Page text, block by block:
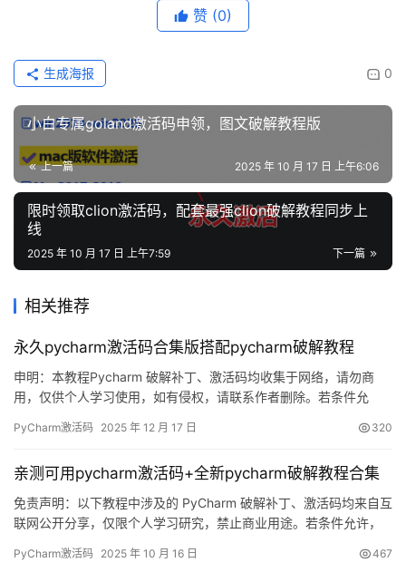
赞 (0)
0
生成海报
小白专属goland激活码申领，图文破解教程版
上一篇 2025 年 10 月 17 日 上午6:06
限时领取clion激活码，配套最强clion破解教程同步上
线
下一篇
2025 年 10 月 17 日 上午7:59
相关推荐
永久pycharm激活码合集版搭配pycharm破解教程
申明：本教程Pycharm 破解补丁、激活码均收集于网络，请勿商
用，仅供个人学习使用，如有侵权，请联系作者删除。若条件允
本破解成功的截图，如下图，可以看到已经成功破解到 2099 年
最新的Pycharm。 如果觉得破解麻烦…
PyCharm激活码 2025 年 12 月 17 日 320
亲测可用pycharm激活码+全新pycharm破解教程合集
免责声明：以下教程中涉及的 PyCharm 破解补丁、激活码均来自互
联网公开分享，仅限个人学习研究，禁止商业用途。若条件允许，
Windows、macOS 与 Linux。本文将以 2025.2 版本为例，手把手
PyCharm激活码 2025 年 10 月 16 日 467